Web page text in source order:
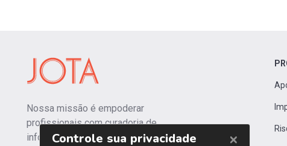
Nossa missão é empoderar
profissionais com curadoria de
informações independentes e